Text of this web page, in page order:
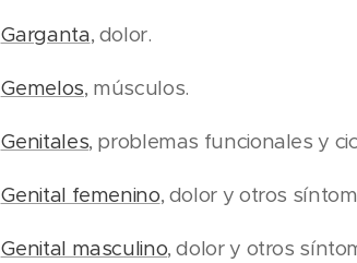
Garganta, dolor.
Gemelos, músculos.
Genitales, problemas funcionales y
Genital femenino, dolor y otros
Genital masculino, dolor y otros